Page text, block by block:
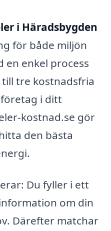
i Häradsbygden
för både miljön
en enkel process
tre kostnadsfria
i ditt
kostnad.se gör
den bästa
Du fyller i ett
om din
Därefter matchar